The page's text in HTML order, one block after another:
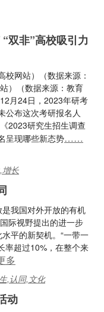
双非”高校吸引力
网站）（数据来源：
）（数据来源：教育
月24日，2023年研考
公布这次考研报名人
2023研究生招生调查
呈现哪些新态势……
增长
我国对外开放的有机
际视野提出的进一步
平的新契机。“一带一
率超过10%，在整个来
多
,认同,文化
动